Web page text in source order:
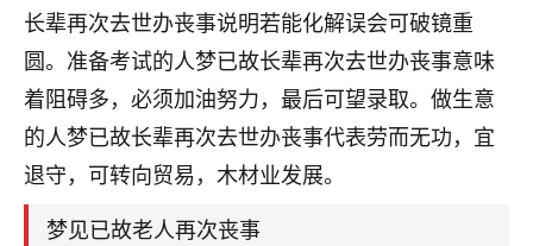
长辈再次去世办丧事说明若能化解误会可破镜重
圆。准备考试的人梦已故长辈再次去世办丧事意味
着阻碍多，必须加油努力，最后可望录取。做生意
的人梦已故长辈再次去世办丧事代表劳而无功，宜
退守，可转向贸易，木材业发展。
梦见已故老人再次丧事